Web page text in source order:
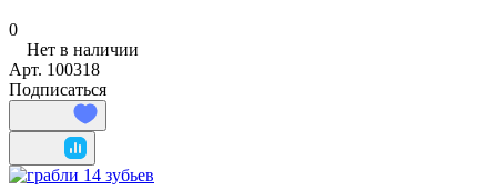
0
Нет в наличии
Арт. 100318
Подписаться